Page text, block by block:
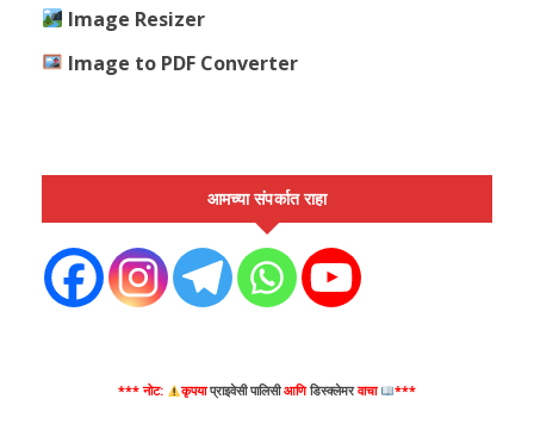
Image Resizer
Image to PDF Converter
आमच्या संपर्कात राहा
*** नोट: कृपयाप्राइवेसी पालिसीआणिडिस्क्लेमर वाचा ***